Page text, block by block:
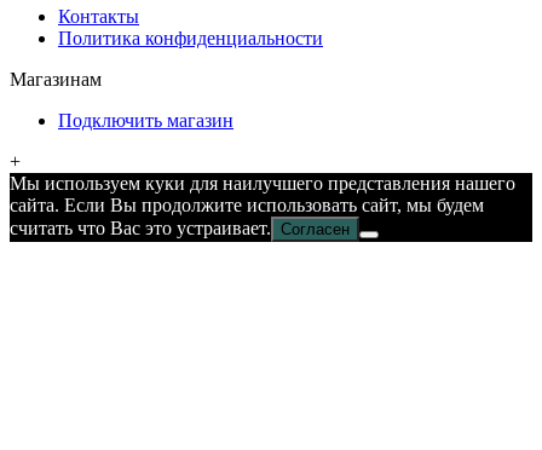
Контакты
Политика конфиденциальности
Магазинам
Подключить магазин
+
Мы используем куки для наилучшего представления нашего
сайта. Если Вы продолжите использовать сайт, мы будем
считать что Вас это устраивает. Согласен